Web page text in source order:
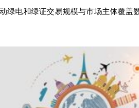
绿电和绿证交易规模与市场主体覆盖